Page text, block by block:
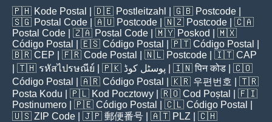
🇵🇭 Kode Postal | 🇩🇪 Postleitzahl | 🇬🇧 Postcode
🇸🇬 Postal Code | 🇦🇺 Postcode | 🇳🇿 Postcode | 🇨🇦
Postal Code | 🇿🇦 Postal Code | 🇲🇾 Poskod
| 🇲🇽
Código Postal
| 🇪🇸 Código Postal | 🇵🇹 Código Postal
🇧🇷 CEP | 🇫🇷 Code Postal | 🇳🇱 Postcode | 🇮🇹 CAP
| 🇹🇭 รหัสไปรษณีย์ | 🇵🇰 پوسٹل کوڈ | 🇮🇳पिन कोड | 🇨🇴
Código Postal
| 🇦🇷 Código Postal | 🇰🇷 우편번호
| 🇹🇷
Posta Kodu | 🇵🇱 Kod Pocztowy | 🇷🇴 Cod Poștal
| 🇫🇮
Postinumero | 🇵🇪 Código Postal | 🇨🇱 Código Postal
🇺🇸 ZIP Code | 🇯🇵 郵便番号 | 🇦🇹 PLZ | 🇨🇭